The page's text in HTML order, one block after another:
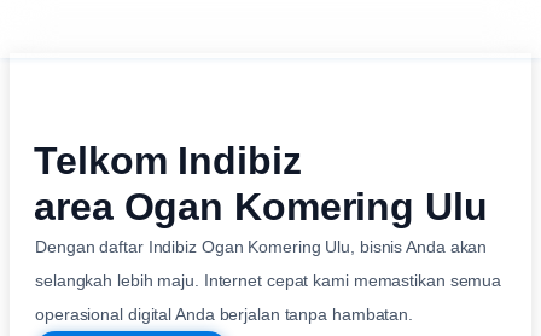
Telkom Indibiz
area Ogan Komering Ulu
Dengan daftar Indibiz Ogan Komering Ulu, bisnis Anda akan
selangkah lebih maju. Internet cepat kami memastikan semua
operasional digital Anda berjalan tanpa hambatan.